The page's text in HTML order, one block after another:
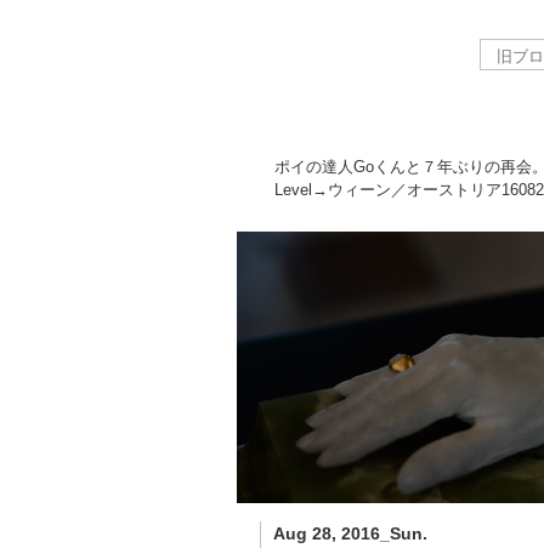
ポイの達人Goくんと７年ぶりの再会
Level→ウィーン／オーストリア
Aug 28, 2016_Sun.